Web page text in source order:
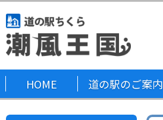
HOME 道の駅のご案内